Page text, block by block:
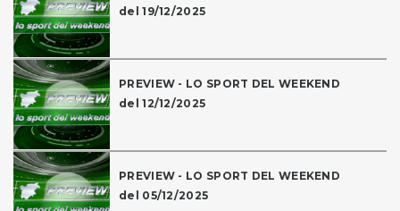
del 19/12/2025
PREVIEW - LO SPORT DEL WEEKEND
del 12/12/2025
PREVIEW - LO SPORT DEL WEEKEND
del 05/12/2025